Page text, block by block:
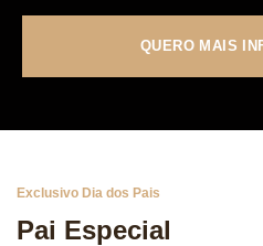
QUERO MAIS
Exclusivo Dia dos Pais
Pai Especial